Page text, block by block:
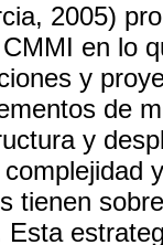
2005)
en lo
y
de
y
tienen